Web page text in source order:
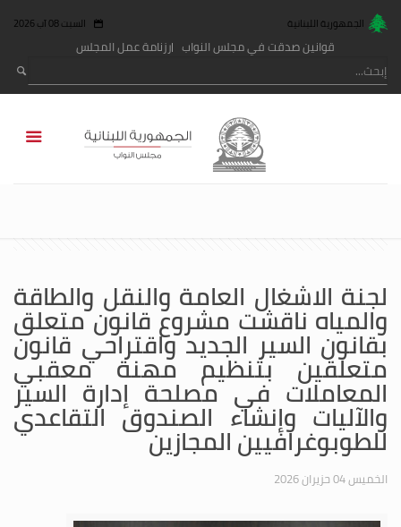
الجمهورية اللبنانية السبت 08 آب 2026
قوانين صدقت في مجلس النواب رزنامة عمل المجلس
لجنة الاشغال العامة والنقل والطاقة
والمياه ناقشت مشروع قانون متعلق
بقانون السير الجديد واقتراحي قانون
متعلقين بتنظيم مهنة معقبي
المعاملات في مصلحة إدارة السير
والآليات وإنشاء الصندوق التقاعدي
للطوبوغرافيين المجازين
الخميس 04 حزيران 2026